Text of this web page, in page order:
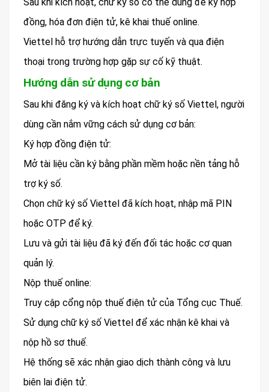
đồng, hóa đơn điện tử, kê khai thuế online.
Viettel hỗ trợ hướng dẫn trực tuyến và qua điện
thoại trong trường hợp gặp sự cố kỹ thuật.
Hướng dẫn sử dụng cơ bản
Sau khi đăng ký và kích hoạt chữ ký số Viettel, người
dùng cần nắm vững cách sử dụng cơ bản:
Ký hợp đồng điện tử:
Mở tài liệu cần ký bằng phần mềm hoặc nền tảng hỗ
trợ ký số.
Chọn chữ ký số Viettel đã kích hoạt, nhập mã PIN
hoặc OTP để ký.
Lưu và gửi tài liệu đã ký đến đối tác hoặc cơ quan
quản lý.
Nộp thuế online:
Truy cập cổng nộp thuế điện tử của Tổng cục Thuế.
Sử dụng chữ ký số Viettel để xác nhận kê khai và
nộp hồ sơ thuế.
Hệ thống sẽ xác nhận giao dịch thành công và lưu
biên lai điện tử.